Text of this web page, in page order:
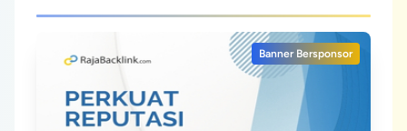
Banner Bersponsor